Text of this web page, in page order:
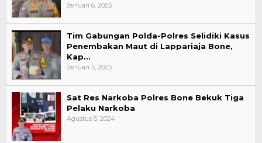
Januari 6, 2025
Tim Gabungan Polda-Polres Selidiki Kasus
Penembakan Maut di Lappariaja Bone,
Kap…
Januari 5, 2025
Sat Res Narkoba Polres Bone Bekuk Tiga
Pelaku Narkoba
Agustus 5, 2024